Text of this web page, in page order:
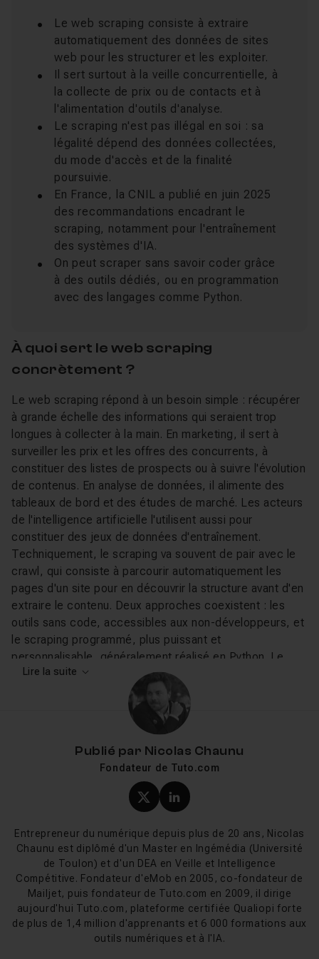
Le web scraping consiste à extraire
automatiquement des données de sites
web pour les structurer et les exploiter.
Il sert surtout à la veille concurrentielle, à
la collecte de prix ou de contacts et à
l'alimentation d'outils d'analyse.
Le scraping n'est pas illégal en soi : sa
légalité dépend des données collectées,
du mode d'accès et de la finalité
poursuivie.
En France, la CNIL a publié en juin 2025
des recommandations encadrant le
scraping, notamment pour l'entraînement
des systèmes d'IA.
On peut scraper sans savoir coder grâce
à des outils dédiés, ou en programmation
avec des langages comme Python.
À quoi sert le web scraping
concrètement ?
Le web scraping répond à un besoin simple : récupérer
à grande échelle des informations qui seraient trop
longues à collecter à la main. En marketing, il sert à
surveiller les prix et les offres des concurrents, à
constituer des listes de prospects ou à suivre l'évolution
de contenus. En analyse de données, il alimente des
tableaux de bord et des études de marché. Les acteurs
de l'intelligence artificielle l'utilisent aussi pour
constituer des jeux de données d'entraînement.
Techniquement, le scraping va souvent de pair avec le
crawl, qui consiste à parcourir automatiquement les
pages d'un site pour en découvrir la structure avant d'en
extraire le contenu. Deux approches coexistent : les
outils sans code, accessibles aux non-développeurs, et
le scraping programmé, plus puissant et
personnalisable, généralement réalisé en Python. Le
choix dépend du volume de données, de la complexité
des sites visés et des compétences techniques
Ce que vous allez apprendre sur
Nos tutos abordent le web scraping de façon
volontairement accessible, sans prérequis en
programmation. Gabin Desserprit montre comment
scraper une page en quelques minutes, extraire des
données directement dans Google Sheet, puis crawler
et scraper un site entier sans écrire de code. Frédéric
Ferri propose une approche pédagogique pour tout
comprendre au web scraping sans savoir coder, idéale
pour poser les bases avant de passer à des outils plus
Lire la suite
Publié par Nicolas Chaunu
Fondateur de Tuto.com
Profil X (twitter) de
Profil LinkedIn de
Entrepreneur du numérique depuis plus de 20 ans, Nicolas
Chaunu est diplômé d'un Master en Ingémédia (Université
de Toulon) et d'un DEA en Veille et Intelligence
Compétitive. Fondateur d'eMob en 2005, co-fondateur de
Mailjet, puis fondateur de Tuto.com en 2009, il dirige
aujourd'hui Tuto.com, plateforme certifiée Qualiopi forte
de plus de 1,4 million d'apprenants et 6 000 formations aux
outils numériques et à l'IA.